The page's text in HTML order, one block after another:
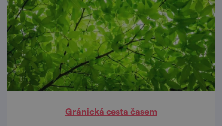
Gránická cesta časem